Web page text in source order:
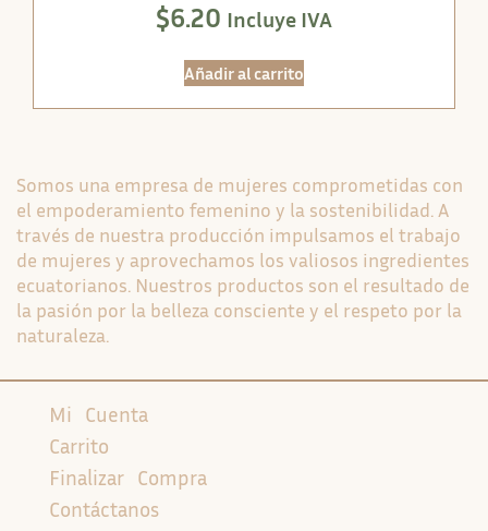
$6.20 Incluye IVA
Añadir al carrito
Somos una empresa de mujeres comprometidas con
el empoderamiento femenino y la sostenibilidad. A
través de nuestra producción impulsamos el trabajo
de mujeres y aprovechamos los valiosos ingredientes
ecuatorianos. Nuestros productos son el resultado de
la pasión por la belleza consciente y el respeto por la
naturaleza.
Mi Cuenta
Carrito
Finalizar Compra
Contáctanos